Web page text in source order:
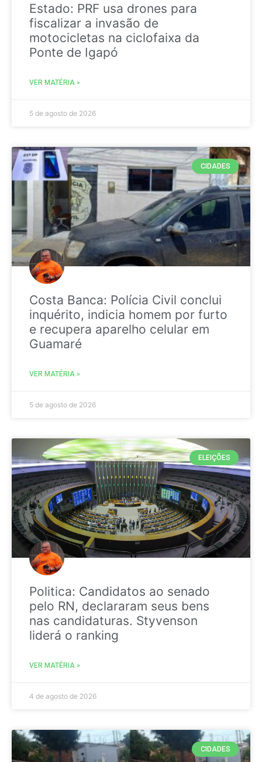
Estado: PRF usa drones para
fiscalizar a invasão de
motocicletas na ciclofaixa da
Ponte de Igapó
VER MATÉRIA »
5 de agosto de 2026
CIDADES
Costa Banca: Polícia Civil conclui
inquérito, indicia homem por furto
e recupera aparelho celular em
Guamaré
VER MATÉRIA »
5 de agosto de 2026
ELEIÇÕES
Politica: Candidatos ao senado
pelo RN, declararam seus bens
nas candidaturas. Styvenson
liderá o ranking
VER MATÉRIA »
4 de agosto de 2026
CIDADES